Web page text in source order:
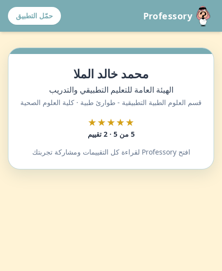
Professory حمّل التطبيق
محمد خالد الملا
الهيئة العامة للتعليم التطبيقي والتدريب
قسم العلوم الطبية التطبيقية - طوارئ طبية · كلية العلوم الصحية
★★★★★
5 من 5 · 2 تقييم
افتح Professory لقراءة كل التقييمات ومشاركة تجربتك